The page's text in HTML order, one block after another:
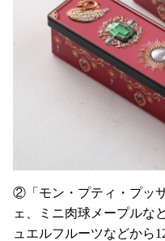
②「モン・プティ・プッ
ェ、ミニ肉球メープルな
ュエルフルーツなどから